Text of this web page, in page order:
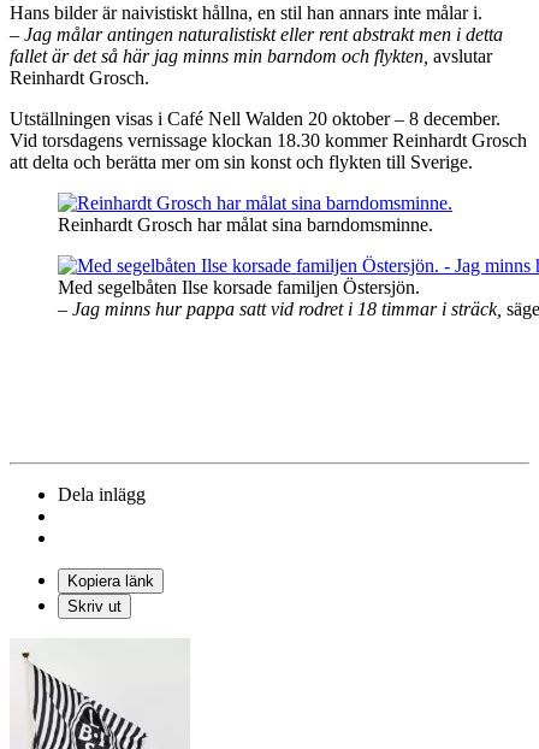
Hans bilder är naivistiskt hållna, en stil han annars inte målar i.
– Jag målar antingen naturalistiskt eller rent abstrakt men i detta
fallet är det så här jag minns min barndom och flykten, avslutar
Reinhardt Grosch.
Utställningen visas i Café Nell Walden 20 oktober – 8 december.
Vid torsdagens vernissage klockan 18.30 kommer Reinhardt Grosch
att delta och berätta mer om sin konst och flykten till Sverige.
Reinhardt Grosch har målat sina barndomsminne.
Med segelbåten Ilse korsade familjen Östersjön.
– Jag minns hur pappa satt vid rodret i 18 timmar i sträck,
Dela inlägg
Kopiera länk
Skriv ut